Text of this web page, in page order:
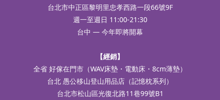
台北市中正區黎明里忠孝西路一段66號9F
週一至週日 11:00-21:30
台中 — 今年即將開幕
【經銷】
全省 好傢在門市（WAV床墊・電動床・8cm薄墊）
台北 愚公移山登山用品店（記憶枕系列）
台北市松山區光復北路11巷99號B1